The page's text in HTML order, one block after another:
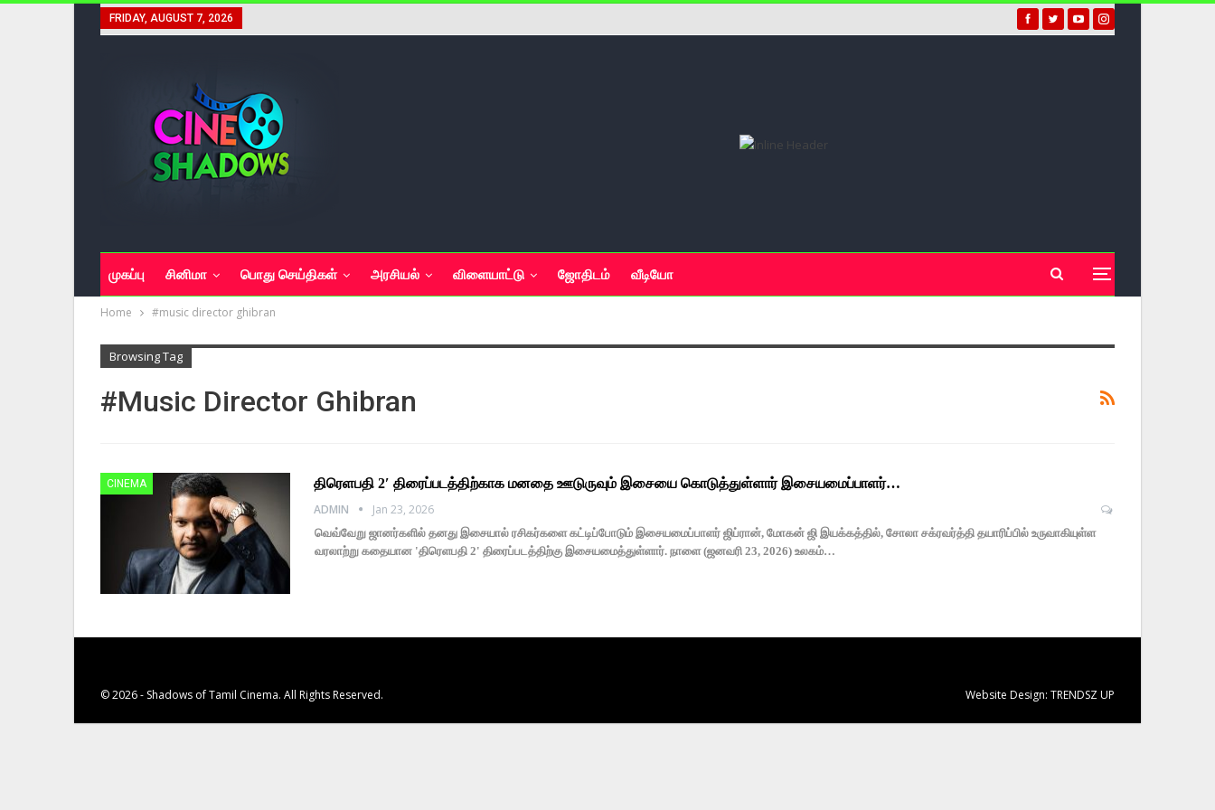
FRIDAY, AUGUST 7, 2026
முகப்பு சினிமா பொது செய்திகள் அரசியல் விளையாட்டு ஜோதிடம் வீடியோ
Home #music director ghibran
Browsing Tag
#music Director Ghibran
CINEMA
திரெளபதி 2′ திரைப்படத்திற்காக மனதை ஊடுருவும் இசையை கொடுத்துள்ளார் இசையமைப்பாளர்…
ADMIN
Jan 23, 2026
வெவ்வேறு ஜானர்களில் தனது இசையால் ரசிகர்களை கட்டிப்போடும் இசையமைப்பாளர் ஜிப்ரான், மோகன் ஜி இயக்கத்தில், சோலா சக்ரவர்த்தி தயாரிப்பில் உருவாகியுள்ள
வரலாற்று கதையான 'திரெளபதி 2' திரைப்படத்திற்கு இசையமைத்துள்ளார். நாளை (ஜனவரி 23, 2026) உலகம்…
© 2026 - Shadows of Tamil Cinema. All Rights Reserved. Website Design: TRENDSZ UP